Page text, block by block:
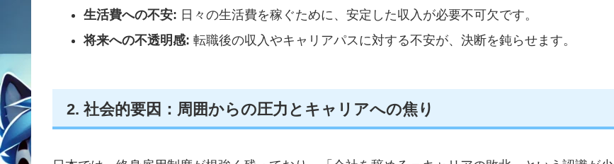
生活費への不安: 日々の生活費を稼ぐために、安定した収入が必要不可欠です。
将来への不透明感: 転職後の収入やキャリアパスに対する不安が、決断を鈍らせます。
2. 社会的要因：周囲からの圧力とキャリアへの焦り